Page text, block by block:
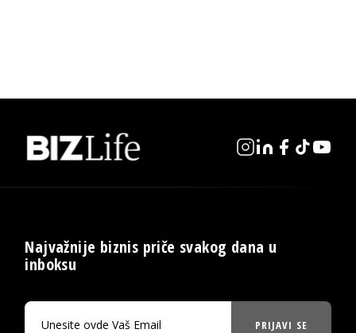
Najvažnije biznis priče svakog dana u
inboksu
PRIJAVI SE